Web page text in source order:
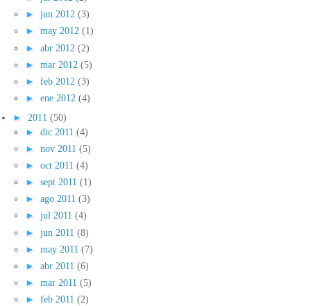
► jun 2012 (3)
► may 2012 (1)
► abr 2012 (2)
► mar 2012 (5)
► feb 2012 (3)
► ene 2012 (4)
► 2011 (50)
► dic 2011 (4)
► nov 2011 (5)
► oct 2011 (4)
► sept 2011 (1)
► ago 2011 (3)
► jul 2011 (4)
► jun 2011 (8)
► may 2011 (7)
► abr 2011 (6)
► mar 2011 (5)
► feb 2011 (2)